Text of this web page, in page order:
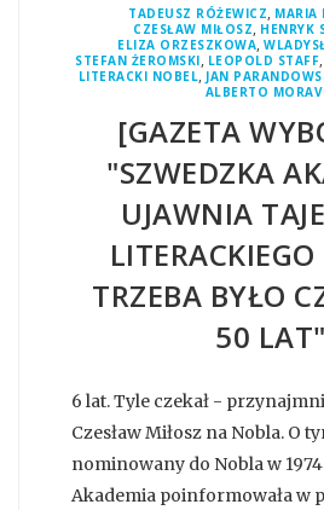
TADEUSZ RÓŻEWICZ, MARIA
CZESŁAW MIŁOSZ, HENRYK
ELIZA ORZESZKOWA,
STEFAN ŻEROMSKI, LEOPOLD STAFF,
LITERACKI NOBEL, JAN
ALBERTO
[GAZETA
"SZWEDZKA
UJAWNIA
TRZEBA BYŁO
50 LAT"
6 lat. Tyle czekał -
Czesław Miłosz na Nobla. O
nominowany do Nobla w
Akademia poinformowała w